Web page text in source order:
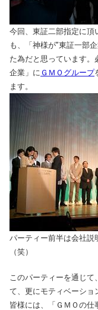
今回、東証二部指定に頂
も、「神様が”東証一部
た為だと思っています
企業」に ＧＭＯグループ
ます。
パーティー前半は会社説
（笑）
このパーティーを通じ
て、更にモティベーショ
皆様には、「ＧＭＯの仕